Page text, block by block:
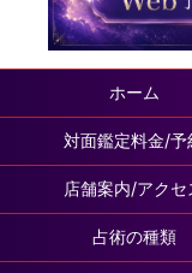
ホーム
対面鑑定料金/予
店舗案内/アクセ
占術の種類